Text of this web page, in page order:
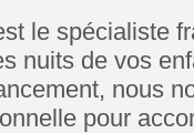
le spécialiste
nuits de vos
nous
pour